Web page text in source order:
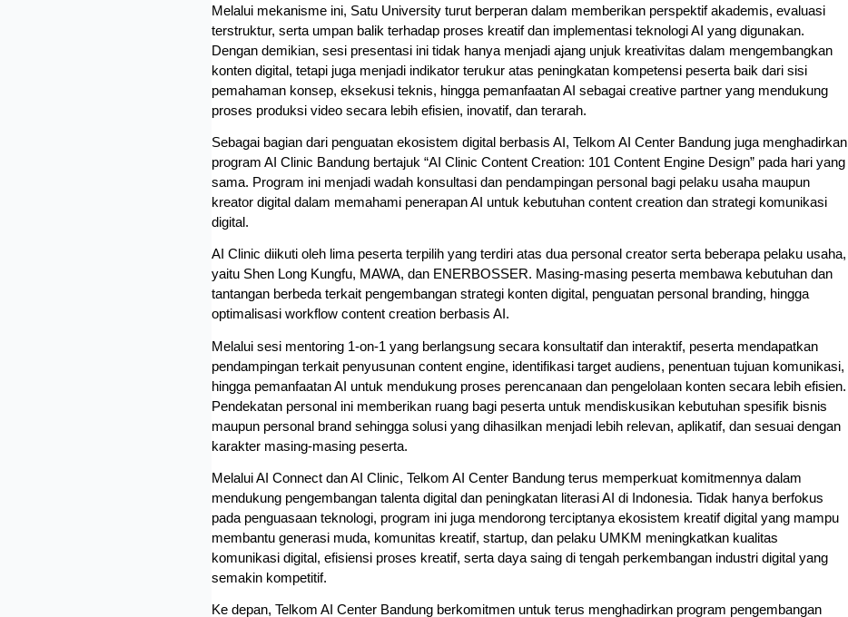
Melalui mekanisme ini, Satu University turut berperan dalam memberikan perspektif akademis, evaluasi
terstruktur, serta umpan balik terhadap proses kreatif dan implementasi teknologi AI yang digunakan.
Dengan demikian, sesi presentasi ini tidak hanya menjadi ajang unjuk kreativitas dalam mengembangkan
konten digital, tetapi juga menjadi indikator terukur atas peningkatan kompetensi peserta baik dari sisi
pemahaman konsep, eksekusi teknis, hingga pemanfaatan AI sebagai creative partner yang mendukung
proses produksi video secara lebih efisien, inovatif, dan terarah.
Sebagai bagian dari penguatan ekosistem digital berbasis AI, Telkom AI Center Bandung juga menghadirkan
program AI Clinic Bandung bertajuk “AI Clinic Content Creation: 101 Content Engine Design” pada hari yang
sama. Program ini menjadi wadah konsultasi dan pendampingan personal bagi pelaku usaha maupun
kreator digital dalam memahami penerapan AI untuk kebutuhan content creation dan strategi komunikasi
digital.
AI Clinic diikuti oleh lima peserta terpilih yang terdiri atas dua personal creator serta beberapa pelaku usaha,
yaitu Shen Long Kungfu, MAWA, dan ENERBOSSER. Masing-masing peserta membawa kebutuhan dan
tantangan berbeda terkait pengembangan strategi konten digital, penguatan personal branding, hingga
optimalisasi workflow content creation berbasis AI.
Melalui sesi mentoring 1-on-1 yang berlangsung secara konsultatif dan interaktif, peserta mendapatkan
pendampingan terkait penyusunan content engine, identifikasi target audiens, penentuan tujuan komunikasi,
hingga pemanfaatan AI untuk mendukung proses perencanaan dan pengelolaan konten secara lebih efisien.
Pendekatan personal ini memberikan ruang bagi peserta untuk mendiskusikan kebutuhan spesifik bisnis
maupun personal brand sehingga solusi yang dihasilkan menjadi lebih relevan, aplikatif, dan sesuai dengan
karakter masing-masing peserta.
Melalui AI Connect dan AI Clinic, Telkom AI Center Bandung terus memperkuat komitmennya dalam
mendukung pengembangan talenta digital dan peningkatan literasi AI di Indonesia. Tidak hanya berfokus
pada penguasaan teknologi, program ini juga mendorong terciptanya ekosistem kreatif digital yang mampu
membantu generasi muda, komunitas kreatif, startup, dan pelaku UMKM meningkatkan kualitas
komunikasi digital, efisiensi proses kreatif, serta daya saing di tengah perkembangan industri digital yang
semakin kompetitif.
Ke depan, Telkom AI Center Bandung berkomitmen untuk terus menghadirkan program pengembangan